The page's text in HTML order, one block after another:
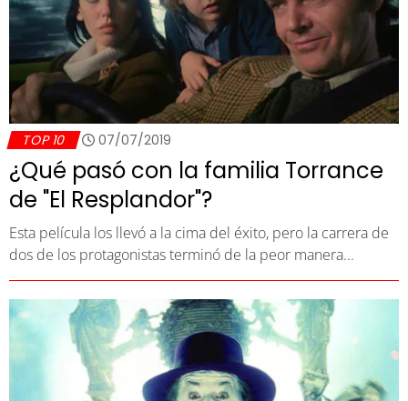
TOP 10 07/07/2019
¿Qué pasó con la familia Torrance
de "El Resplandor"?
Esta película los llevó a la cima del éxito, pero la carrera de
dos de los protagonistas terminó de la peor manera...